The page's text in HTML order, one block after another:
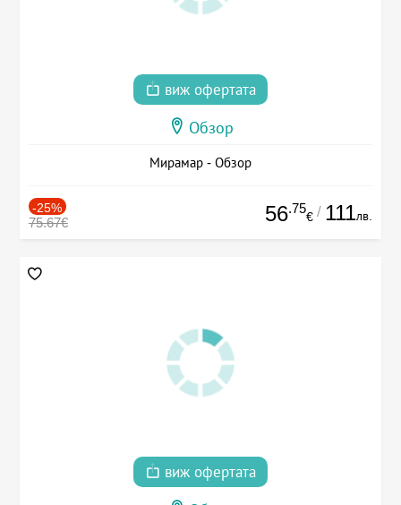
виж офертата
Обзор
Мирамар - Обзор
-25%
75.67€ 56.75
€ / 111лв.
виж офертата